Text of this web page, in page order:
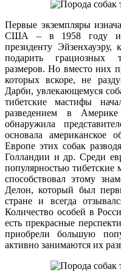
Первые экземпляры
США – в 1958 году их
президенту Эйзенхауэру,
подарить грациозных
размеров. Но вместо них
которых вскоре, не
Дарби, увлекающемуся
тибетские мастифы
разведением в
обнаружила
основала американское
Европе этих собак
Голландии и др. Среди
популярностью
способствовал этому
Делон, который был
стране и всегда
Количество особей в
есть прекрасные
приобрели большую
активно занимаются их